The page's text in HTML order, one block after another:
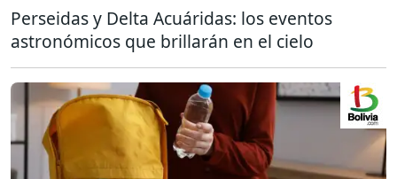
Perseidas y Delta Acuáridas: los eventos
astronómicos que brillarán en el cielo